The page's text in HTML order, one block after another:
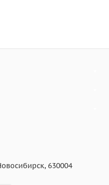
630004